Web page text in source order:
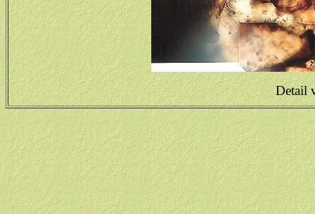
Detail